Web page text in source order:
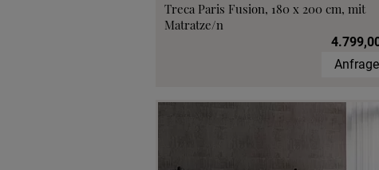
Treca Paris Fusion, 180 x 200 cm, mit
Matratze/n
Anfrage